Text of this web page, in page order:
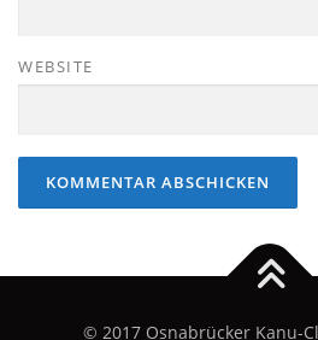
WEBSITE
© 2017 Osnabrücker Kanu-